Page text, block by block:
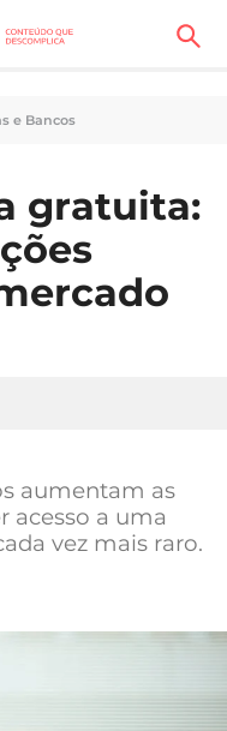
e Bancos
gratuita:
aumentam as
acesso a uma
vez mais raro.